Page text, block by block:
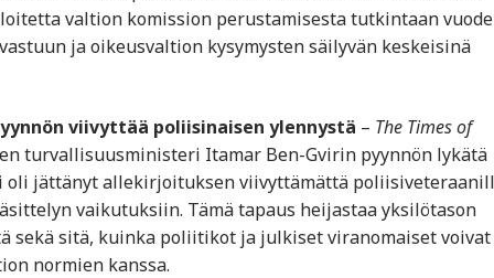
valtion komission perustamisesta tutkintaan
ja oikeusvaltion kysymysten säilyvän keskeisinä
viivyttää poliisinaisen ylennystä – The Times of
turvallisuusministeri Itamar Ben-Gvirin pyynnön lykätä
jättänyt allekirjoituksen viivyttämättä
vaikutuksiin. Tämä tapaus heijastaa yksilötason
sitä, kuinka poliitikot ja julkiset viranomaiset voivat
normien kanssa.